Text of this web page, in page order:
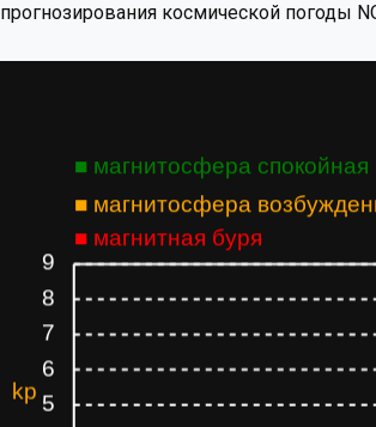
прогнозирования космической погоды